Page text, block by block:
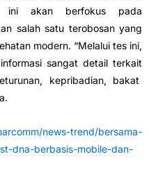
ini akan berfokus pada
salah satu terobosan yang
modern. “Melalui tes ini,
sangat detail terkait
kepribadian, bakat
news-trend/bersama-
dna-berbasis-mobile-dan-